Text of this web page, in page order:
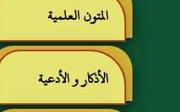
المتون العلمية
الأذكار و الأدعية